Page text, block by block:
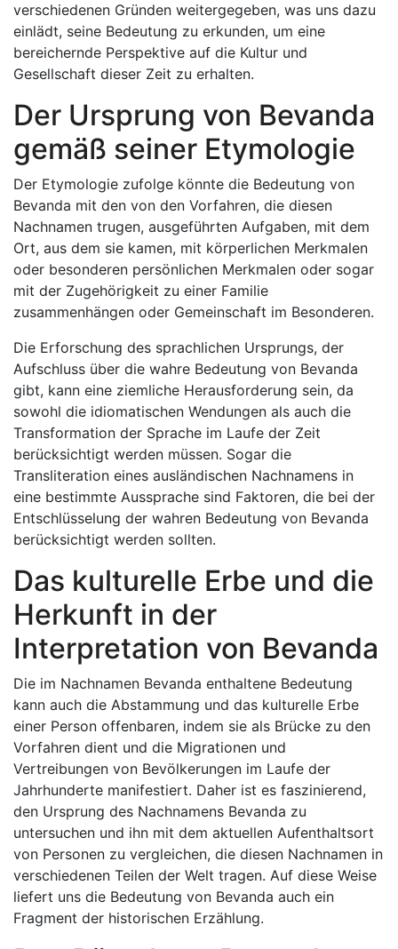
verschiedenen Gründen weitergegeben, was uns dazu
einlädt, seine Bedeutung zu erkunden, um eine
bereichernde Perspektive auf die Kultur und
Gesellschaft dieser Zeit zu erhalten.
Der Ursprung von Bevanda
gemäß seiner Etymologie
Der Etymologie zufolge könnte die Bedeutung von
Bevanda mit den von den Vorfahren, die diesen
Nachnamen trugen, ausgeführten Aufgaben, mit dem
Ort, aus dem sie kamen, mit körperlichen Merkmalen
oder besonderen persönlichen Merkmalen oder sogar
mit der Zugehörigkeit zu einer Familie
zusammenhängen oder Gemeinschaft im Besonderen.
Die Erforschung des sprachlichen Ursprungs, der
Aufschluss über die wahre Bedeutung von Bevanda
gibt, kann eine ziemliche Herausforderung sein, da
sowohl die idiomatischen Wendungen als auch die
Transformation der Sprache im Laufe der Zeit
berücksichtigt werden müssen. Sogar die
Transliteration eines ausländischen Nachnamens in
eine bestimmte Aussprache sind Faktoren, die bei der
Entschlüsselung der wahren Bedeutung von Bevanda
berücksichtigt werden sollten.
Das kulturelle Erbe und die
Herkunft in der
Interpretation von Bevanda
Die im Nachnamen Bevanda enthaltene Bedeutung
kann auch die Abstammung und das kulturelle Erbe
einer Person offenbaren, indem sie als Brücke zu den
Vorfahren dient und die Migrationen und
Vertreibungen von Bevölkerungen im Laufe der
Jahrhunderte manifestiert. Daher ist es faszinierend,
den Ursprung des Nachnamens Bevanda zu
untersuchen und ihn mit dem aktuellen Aufenthaltsort
von Personen zu vergleichen, die diesen Nachnamen in
verschiedenen Teilen der Welt tragen. Auf diese Weise
liefert uns die Bedeutung von Bevanda auch ein
Fragment der historischen Erzählung.